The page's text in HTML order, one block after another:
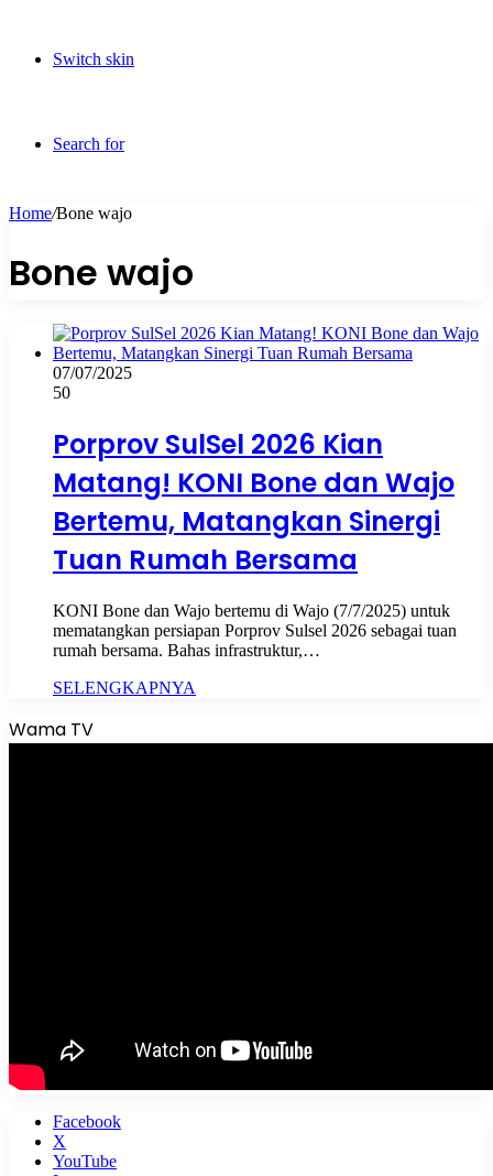
Switch skin
Search for
Home/Bone wajo
Bone wajo
07/07/2025
50
Porprov SulSel 2026 Kian
Matang! KONI Bone dan Wajo
Bertemu, Matangkan Sinergi
Tuan Rumah Bersama
KONI Bone dan Wajo bertemu di Wajo (7/7/2025) untuk
mematangkan persiapan Porprov Sulsel 2026 sebagai tuan
rumah bersama. Bahas infrastruktur,…
SELENGKAPNYA
Wama TV
Facebook
X
YouTube